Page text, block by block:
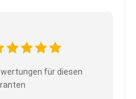
für diesen